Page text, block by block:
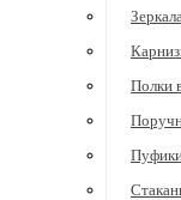
Зеркала
Полки